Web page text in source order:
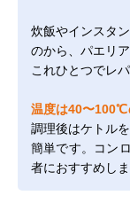
炊飯やインスタ
のから、パエリ
これひとつでレ
温度は40〜
調理後はケトル
簡単です。コン
者におすすめしま